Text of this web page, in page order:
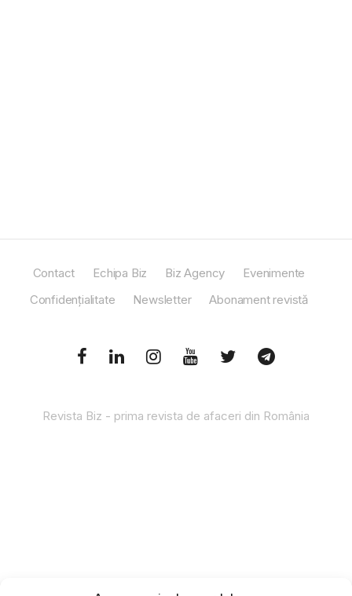
Contact Echipa Biz Biz Agency
Evenimente
Confidențialitate
Newsletter Abonament revistă
Revista Biz - prima revista de afaceri din România